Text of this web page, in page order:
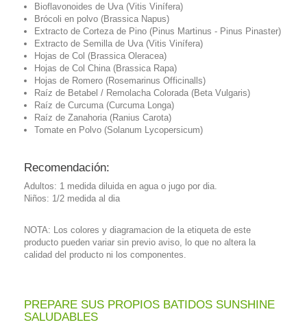
Bioflavonoides de Uva (Vitis Vinífera)
Brócoli en polvo (Brassica Napus)
Extracto de Corteza de Pino (Pinus Martinus - Pinus Pinaster)
Extracto de Semilla de Uva (Vitis Vinífera)
Hojas de Col (Brassica Oleracea)
Hojas de Col China (Brassica Rapa)
Hojas de Romero (Rosemarinus Officinalls)
Raíz de Betabel / Remolacha Colorada (Beta Vulgaris)
Raíz de Curcuma (Curcuma Longa)
Raíz de Zanahoria (Ranius Carota)
Tomate en Polvo (Solanum Lycopersicum)
Recomendación:
Adultos: 1 medida diluida en agua o jugo por dia.
Niños: 1/2 medida al dia
NOTA: Los colores y diagramacion de la etiqueta de este
producto pueden variar sin previo aviso, lo que no altera la
calidad del producto ni los componentes.
PREPARE SUS PROPIOS BATIDOS SUNSHINE
SALUDABLES